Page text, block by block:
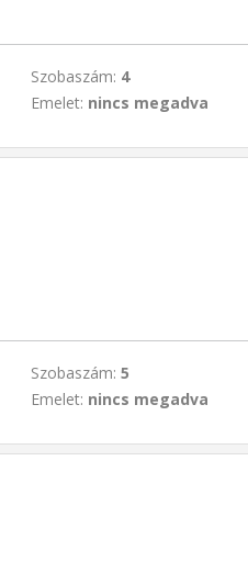
Szobaszám: 4
Emelet: nincs megadva
Szobaszám: 5
Emelet: nincs megadva